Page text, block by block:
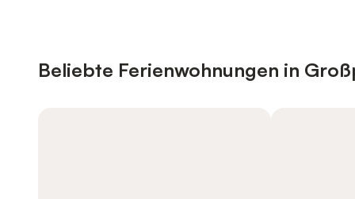
Beliebte Ferienwohnungen in